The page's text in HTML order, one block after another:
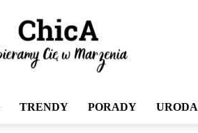
TRENDY PORADY URODA